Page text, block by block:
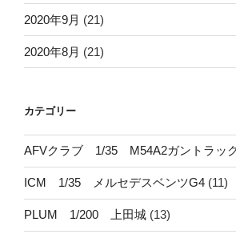
2020年9月 (21)
2020年8月 (21)
カテゴリー
AFVクラブ 1/35 M54A2ガントラッ
ICM 1/35 メルセデスベンツG4 (11)
PLUM 1/200 上田城 (13)